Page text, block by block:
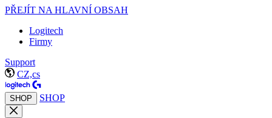
PŘEJÍT NA HLAVNÍ OBSAH
Logitech
Firmy
Support
CZ,cs
SHOP SHOP